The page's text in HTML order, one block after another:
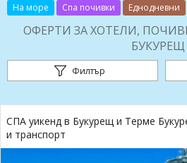
На море Спа почивки Еднодневни
ОФЕРТИ ЗА ХОТЕЛИ,
БУКУРЕЩ
Филтър
СПА уикенд в Букурещ и Терме
и транспорт